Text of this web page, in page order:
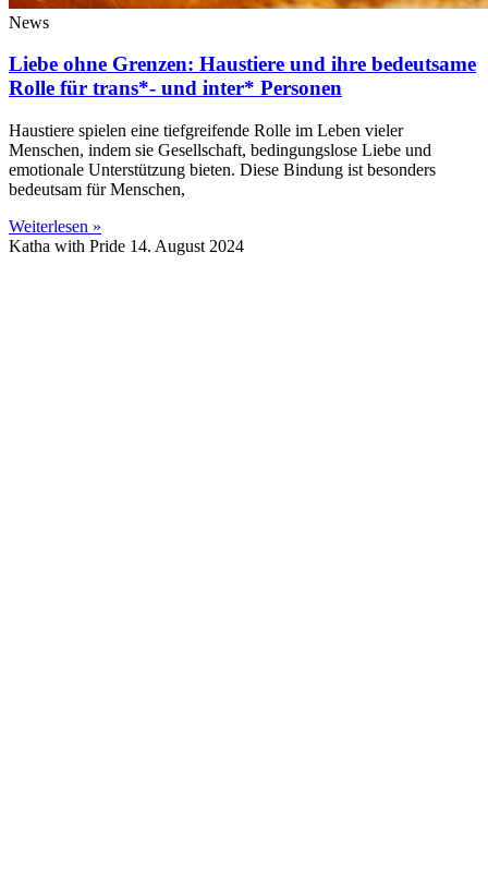
News
Liebe ohne Grenzen: Haustiere und ihre bedeutsame
Rolle für trans*- und inter* Personen
Haustiere spielen eine tiefgreifende Rolle im Leben vieler
Menschen, indem sie Gesellschaft, bedingungslose Liebe und
emotionale Unterstützung bieten. Diese Bindung ist besonders
bedeutsam für Menschen,
Weiterlesen »
Katha with Pride 14. August 2024